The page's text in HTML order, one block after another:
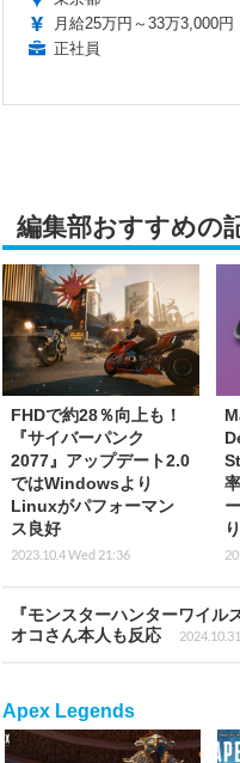
月給25万円～33万3,000円
正社員
編集部おすすめの
FHDで約28％向上も！
『サイバーパンク
2077』アップデート2.0
ではWindowsより
Linuxがパフォーマン
ス良好
2023.10.4 Wed 21:36
り
『モンスターハンターワイ
オコさん本人も反応
Apex Legends